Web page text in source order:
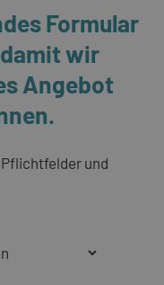
Formular
wir
Angebot
und